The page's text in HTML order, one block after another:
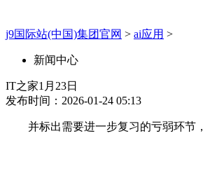
j9国际站(中国)集团官网 > ai应用 >
新闻中心
IT之家1月23日
发布时间：2026-01-24 05:13
并标出需要进一步复习的亏弱环节，